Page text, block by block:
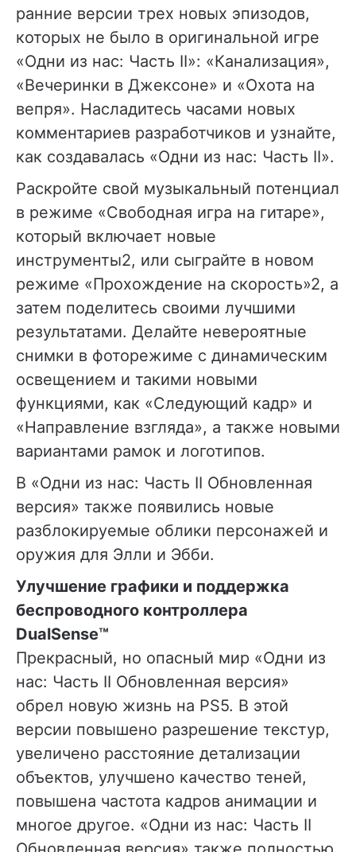
ранние версии трех новых эпизодов,
которых не было в оригинальной игре
«Одни из нас: Часть II»: «Канализация»,
«Вечеринки в Джексоне» и «Охота на
вепря». Насладитесь часами новых
комментариев разработчиков и узнайте,
как создавалась «Одни из нас: Часть II».
Раскройте свой музыкальный потенциал
в режиме «Свободная игра на гитаре»,
который включает новые
инструменты2, или сыграйте в новом
режиме «Прохождение на скорость»2, а
затем поделитесь своими лучшими
результатами. Делайте невероятные
снимки в фоторежиме с динамическим
освещением и такими новыми
функциями, как «Следующий кадр» и
«Направление взгляда», а также новыми
вариантами рамок и логотипов.
В «Одни из нас: Часть II Обновленная
версия» также появились новые
разблокируемые облики персонажей и
оружия для Элли и Эбби.
Улучшение графики и поддержка
беспроводного контроллера
DualSense™
Прекрасный, но опасный мир «Одни из
нас: Часть II Обновленная версия»
обрел новую жизнь на PS5. В этой
версии повышено разрешение текстур,
увеличено расстояние детализации
объектов, улучшено качество теней,
повышена частота кадров анимации и
многое другое. «Одни из нас: Часть II